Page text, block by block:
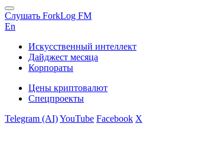
Слушать ForkLog FM
En
Искусственный интеллект
Дайджест месяца
Корпораты
Цены криптовалют
Спецпроекты
Telegram (AI)YouTube Facebook X